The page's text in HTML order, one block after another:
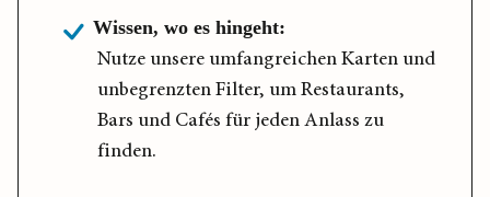
Wissen, wo es hingeht:
Nutze unsere umfangreichen Karten und
unbegrenzten Filter, um Restaurants,
Bars und Cafés für jeden Anlass zu
finden.